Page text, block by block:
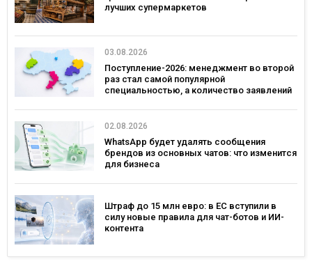
лучших супермаркетов
03.08.2026
Поступление-2026: менеджмент во второй
раз стал самой популярной
специальностью, а количество заявлений
02.08.2026
WhatsApp будет удалять сообщения
брендов из основных чатов: что изменится
для бизнеса
Штраф до 15 млн евро: в ЕС вступили в
силу новые правила для чат-ботов и ИИ-
контента